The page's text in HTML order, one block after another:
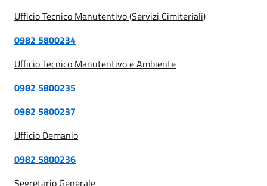
Ufficio Tecnico Manutentivo (Servizi Cimiteriali)
0982 5800234
Ufficio Tecnico Manutentivo e Ambiente
0982 5800235
0982 5800237
Ufficio Demanio
0982 5800236
Segretario Generale